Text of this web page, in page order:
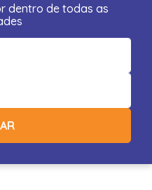
dentro de todas as